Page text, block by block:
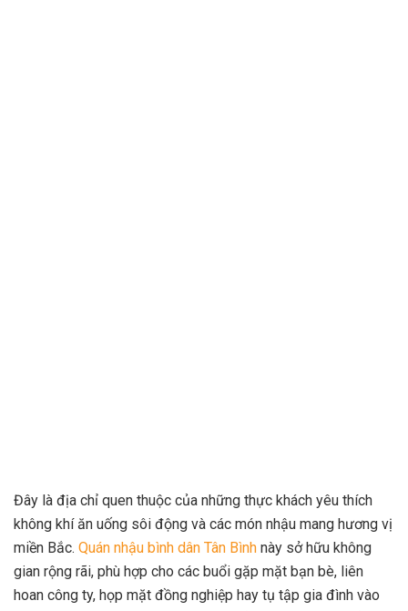
Đây là địa chỉ quen thuộc của những thực khách yêu thích
không khí ăn uống sôi động và các món nhậu mang hương vị
miền Bắc. Quán nhậu bình dân Tân Bình này sở hữu không
gian rộng rãi, phù hợp cho các buổi gặp mặt bạn bè, liên
hoan công ty, họp mặt đồng nghiệp hay tụ tập gia đình vào